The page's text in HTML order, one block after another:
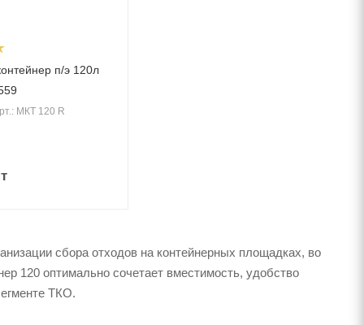
п/э 120л
МКТ 120 R
сбора отходов на контейнерных площадках, во
120 оптимально сочетает вместимость, удобство
ТКО.